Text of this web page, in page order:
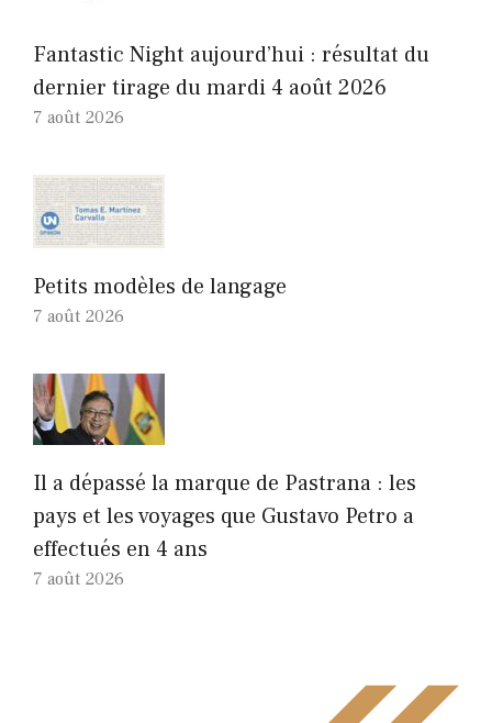
Fantastic Night aujourd’hui : résultat du
dernier tirage du mardi 4 août 2026
7 août 2026
Petits modèles de langage
7 août 2026
Il a dépassé la marque de Pastrana : les
pays et les voyages que Gustavo Petro a
effectués en 4 ans
7 août 2026